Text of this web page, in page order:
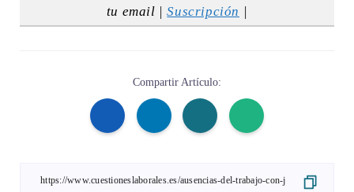
tu email |Suscripción |
Compartir Artículo: